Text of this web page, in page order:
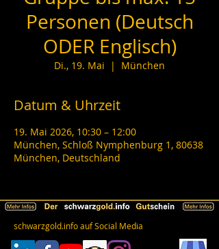
Personen (Deutsch
ODER Englisch)
Di., 19. Mai
  |
München
Datum & Uhrzeit
19. Mai 2026, 10:30 – 12:00
München, Schloß Nymphenburg 1, 80638
München, Deutschland
schwarzgold.info auf Social Media